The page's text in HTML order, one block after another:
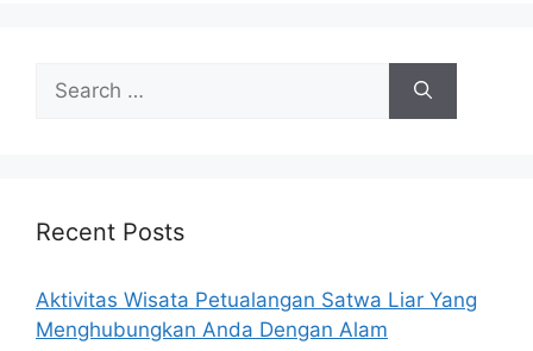
Search
for:
Recent Posts
Aktivitas Wisata Petualangan Satwa Liar Yang
Menghubungkan Anda Dengan Alam